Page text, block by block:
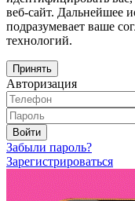
веб-сайт. Дальнейшее
подразумевает ваше
технологий.
Принять
Авторизация
Войти
Забыли пароль?
Зарегистрироваться